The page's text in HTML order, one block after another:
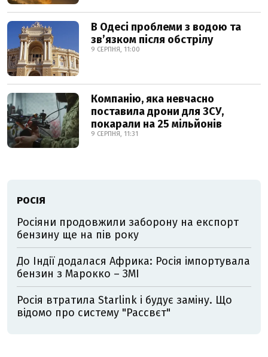
В Одесі проблеми з водою та
звʼязком після обстрілу
9 СЕРПНЯ, 11:00
Компанію, яка невчасно
поставила дрони для ЗСУ,
покарали на 25 мільйонів
9 СЕРПНЯ, 11:31
РОСІЯ
Росіяни продовжили заборону на експорт
бензину ще на пів року
До Індії додалася Африка: Росія імпортувала
бензин з Марокко – ЗМІ
Росія втратила Starlink і будує заміну. Що
відомо про систему "Рассвєт"